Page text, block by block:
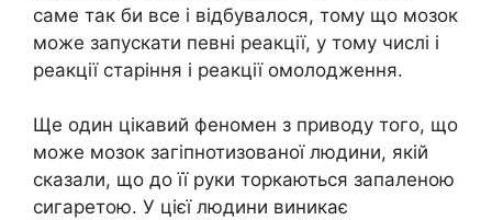
саме так би все і відбувалося, тому що мозок
може запускати певні реакції, у тому числі і
реакції старіння і реакції омолодження.
Ще один цікавий феномен з приводу того, що
може мозок загіпнотизованої людини, якій
сказали, що до її руки торкаються запаленою
сигаретою. У цієї людини виникає